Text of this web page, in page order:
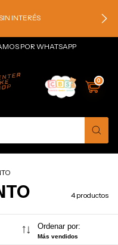
INTERÉS
POR WHATSAPP
0
4 productos
Ordenar por:
Más vendidos